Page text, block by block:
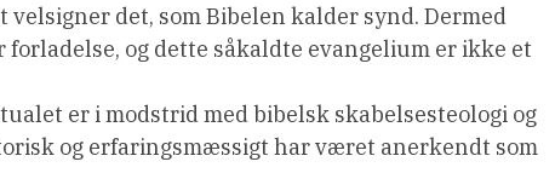
det, som Bibelen kalder synd. Dermed
og dette såkaldte evangelium er ikke et
er i modstrid med bibelsk skabelsesteologi og
og erfaringsmæssigt har været anerkendt som